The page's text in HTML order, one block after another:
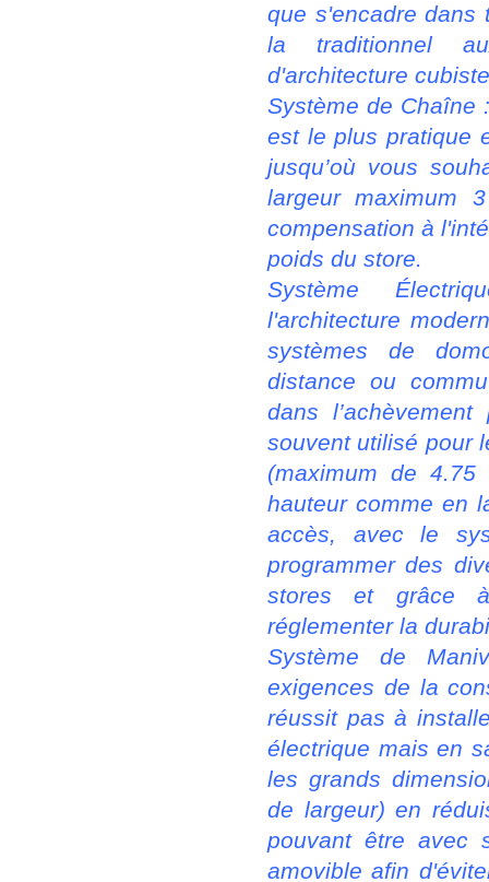
que s'encadre dans
la traditionnel
d'architecture
Système de Chaîne
est le plus pratique
jusqu’où vous
largeur maximum
compensation à
poids du store.
Système
l'architecture
systèmes de
distance ou
dans
souvent utilisé pour
(maximum de
hauteur comme en
accès, avec le
programmer des
stores et grâce
réglementer la
Système de
exigences de la
réussit pas à
électrique mais en
les grands
de largeur) en
pouvant être avec
amovible afin